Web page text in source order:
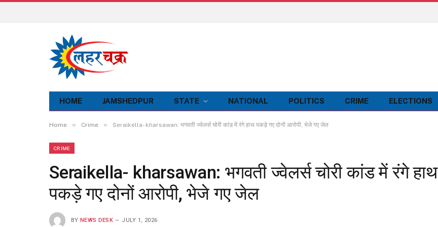
HOME JAMSHEDPUR STATE NATIONAL POLITICS CRIME ELECTIONS
Home » Crime » Seraikella- kharsawan: भगवती ज्वेलर्स चोरी कांड में रंगे हाथ पकड़े गए दोनों आरोपी, भेजे गए जेल
CRIME
Seraikella- kharsawan: भगवती ज्वेलर्स चोरी कांड में रंगे हाथ
पकड़े गए दोनों आरोपी, भेजे गए जेल
BY NEWS DESK JULY 1, 2026